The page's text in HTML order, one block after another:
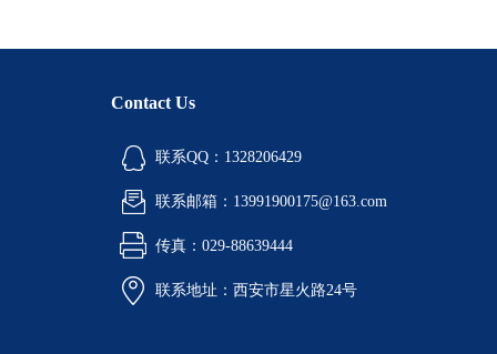
Contact Us
联系QQ：1328206429
联系邮箱：13991900175@163.com
传真：029-88639444
联系地址：西安市星火路24号